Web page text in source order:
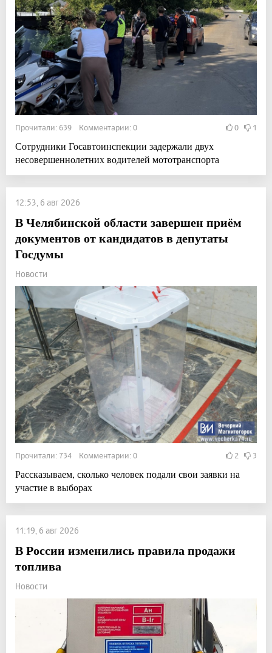
Прочитали: 639 Комментарии: 0 0 1
Сотрудники Госавтоинспекции задержали двух
несовершеннолетних водителей мототранспорта
12:53, 6 авг 2026
В Челябинской области завершен приём
документов от кандидатов в депутаты
Госдумы
Новости
Прочитали: 734 Комментарии: 0 2 3
Рассказываем, сколько человек подали свои заявки на
участие в выборах
11:19, 6 авг 2026
В России изменились правила продажи
топлива
Новости